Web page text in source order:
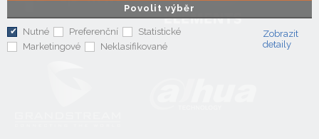
Povolit výběr
Nutné Preferenční
Statistické
Marketingové
Neklasifikované
Zobrazit
detaily